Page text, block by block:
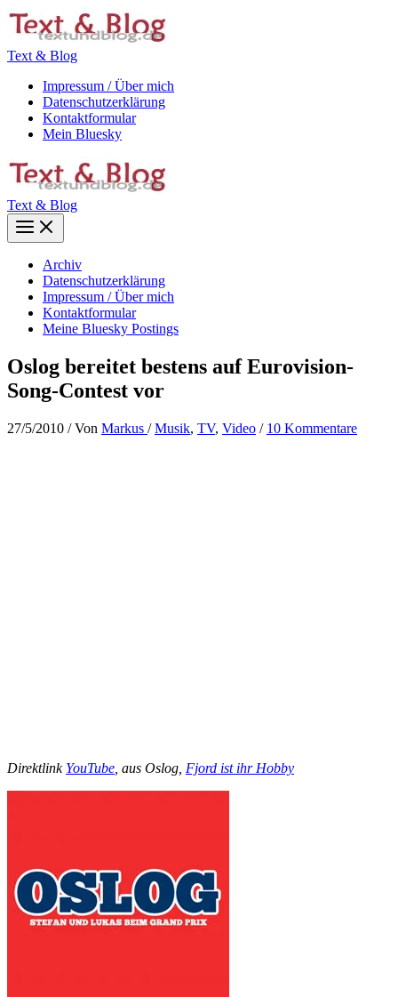
Zum
Inhalt
Text & Blog
Impressum / Über mich
Datenschutzerklärung
Kontaktformular
Mein Bluesky
Text & Blog
Main
Menu
Archiv
Datenschutzerklärung
Impressum / Über mich
Kontaktformular
Meine Bluesky Postings
Oslog bereitet bestens auf Eurovision-
Song-Contest vor
27/5/2010 / Von Markus /Musik, TV, Video / 10 Kommentare
Direktlink YouTube , aus Oslog, Fjord ist ihr Hobby